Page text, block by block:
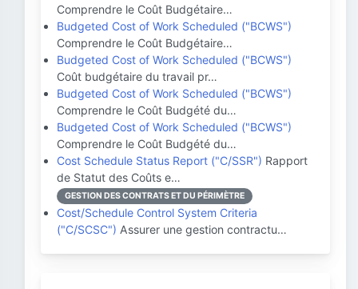
Comprendre le Coût Budgétaire…
Budgeted Cost of Work Scheduled ("BCWS")
Comprendre le Coût Budgétaire…
Budgeted Cost of Work Scheduled ("BCWS")
Coût budgétaire du travail pr…
Budgeted Cost of Work Scheduled ("BCWS")
Comprendre le Coût Budgété du…
Budgeted Cost of Work Scheduled ("BCWS")
Comprendre le Coût Budgété du…
Cost Schedule Status Report ("C/SSR") Rapport
de Statut des Coûts e…
GESTION DES CONTRATS ET DU PÉRIMÈTRE
Cost/Schedule Control System Criteria
("C/SCSC") Assurer une gestion contractu…